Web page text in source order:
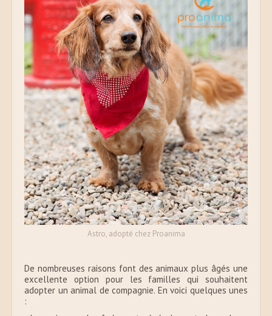
Astro, adopté chez Proanima
De nombreuses raisons font des animaux plus âgés une
excellente option pour les familles qui souhaitent
adopter un animal de compagnie. En voici quelques unes
: